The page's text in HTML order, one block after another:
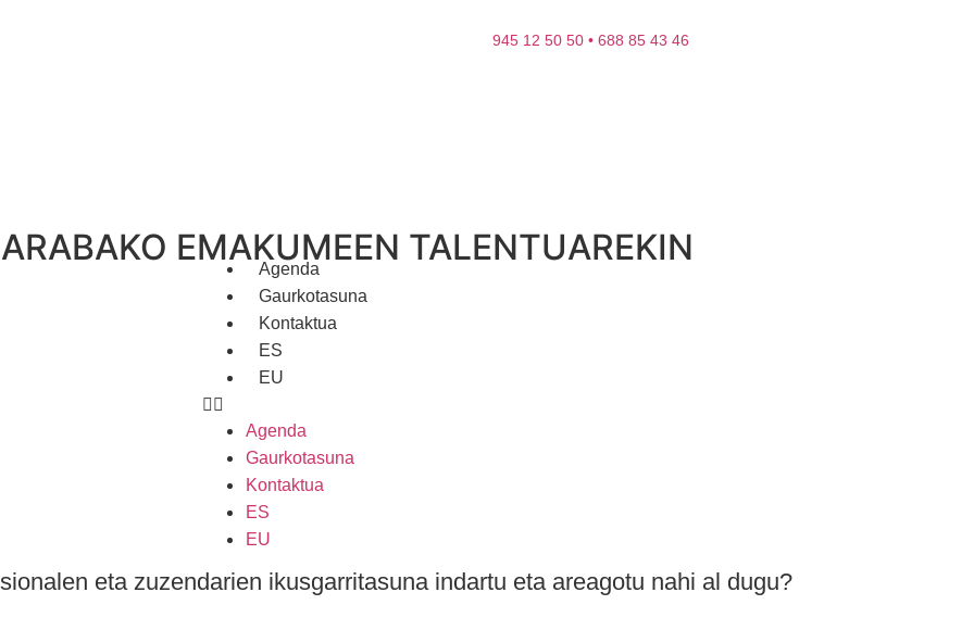
945 12 50 50 • 688 85 43 46
Agenda
Gaurkotasuna
Kontaktua
ES
EU
Agenda
Gaurkotasuna
Kontaktua
ES
EU
EMAKUMEEN TALENTUAREKIN
eta zuzendarien ikusgarritasuna indartu eta areagotu nahi al dugu?